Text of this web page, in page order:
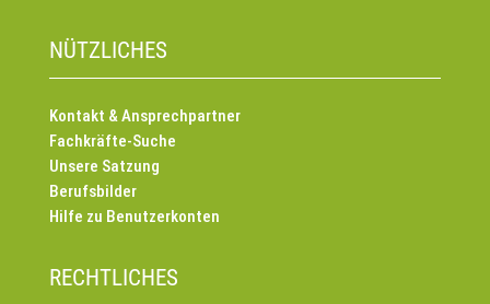
NÜTZLICHES
Kontakt & Ansprechpartner
Fachkräfte-Suche
Unsere Satzung
Berufsbilder
Hilfe zu Benutzerkonten
RECHTLICHES